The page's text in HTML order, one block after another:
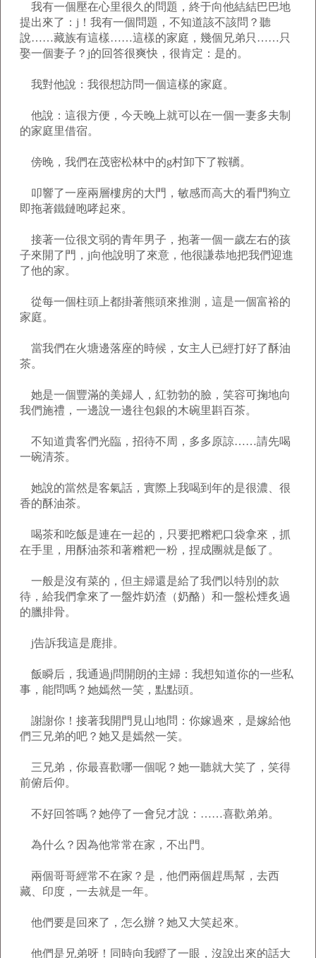
我有一個壓在心里很久的問題，終于向他結結巴巴地
提出來了：j！我有一個問題，不知道該不該問？聽
說……藏族有這樣……這樣的家庭，幾個兄弟只……只
娶一個妻子？j的回答很爽快，很肯定：是的。
我對他說：我很想訪問一個這樣的家庭。
他說：這很方便，今天晚上就可以在一個一妻多夫制
的家庭里借宿。
傍晚，我們在茂密松林中的g村卸下了鞍韉。
叩響了一座兩層樓房的大門，敏感而高大的看門狗立
即拖著鐵鏈咆哮起來。
接著一位很文弱的青年男子，抱著一個一歲左右的孩
子來開了門，j向他說明了來意，他很謙恭地把我們迎進
了他的家。
從每一個柱頭上都掛著熊頭來推測，這是一個富裕的
家庭。
當我們在火塘邊落座的時候，女主人已經打好了酥油
茶。
她是一個豐滿的美婦人，紅勃勃的臉，笑容可掬地向
我們施禮，一邊說一邊往包銀的木碗里斟百茶。
不知道貴客們光臨，招待不周，多多原諒……請先喝
一碗清茶。
她說的當然是客氣話，實際上我喝到年的是很濃、很
香的酥油茶。
喝茶和吃飯是連在一起的，只要把糌粑口袋拿來，抓
在手里，用酥油茶和著糌粑一粉，捏成團就是飯了。
一般是沒有菜的，但主婦還是給了我們以特別的款
待，給我們拿來了一盤炸奶渣（奶酪）和一盤松煙炙過
的臘排骨。
j告訴我這是鹿排。
飯瞬后，我通過j問開朗的主婦：我想知道你的一些私
事，能問嗎？她嫣然一笑，點點頭。
謝謝你！接著我開門見山地問：你嫁過來，是嫁給他
們三兄弟的吧？她又是嫣然一笑。
三兄弟，你最喜歡哪一個呢？她一聽就大笑了，笑得
前俯后仰。
不好回答嗎？她停了一會兒才說：……喜歡弟弟。
為什么？因為他常常在家，不出門。
兩個哥哥經常不在家？是，他們兩個趕馬幫，去西
藏、印度，一去就是一年。
他們要是回來了，怎么辦？她又大笑起來。
他們是兄弟呀！同時向我瞪了一眼，沒說出來的話大